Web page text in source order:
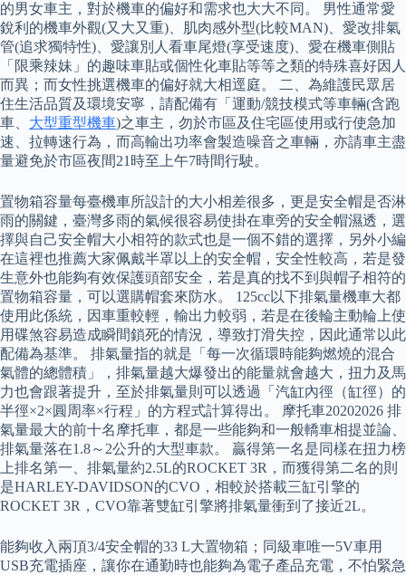
的男女車主，對於機車的偏好和需求也大大不同。 男性通常愛
銳利的機車外觀(又大又重)、肌肉感外型(比較MAN)、愛改排氣
管(追求獨特性)、愛讓別人看車尾燈(享受速度)、愛在機車側貼
「限乘辣妹」的趣味車貼或個性化車貼等等之類的特殊喜好因人
而異；而女性挑選機車的偏好就大相逕庭。 二、為維護民眾居
住生活品質及環境安寧，請配備有「運動/競技模式等車輛(含跑
車、 大型重型機車)之車主，勿於市區及住宅區使用或行使急加
速、拉轉速行為，而高輸出功率會製造噪音之車輛，亦請車主盡
量避免於市區夜間21時至上午7時間行駛。
置物箱容量每臺機車所設計的大小相差很多，更是安全帽是否淋
雨的關鍵，臺灣多雨的氣候很容易使掛在車旁的安全帽濕透，選
擇與自己安全帽大小相符的款式也是一個不錯的選擇，另外小編
在這裡也推薦大家佩戴半罩以上的安全帽，安全性較高，若是發
生意外也能夠有效保護頭部安全，若是真的找不到與帽子相符的
置物箱容量，可以選購帽套來防水。 125cc以下排氣量機車大都
使用此係統，因車重較輕，輸出力較弱，若是在後輪主動輪上使
用碟煞容易造成瞬間鎖死的情況，導致打滑失控，因此通常以此
配備為基準。 排氣量指的就是「每一次循環時能夠燃燒的混合
氣體的總體積」，排氣量越大爆發出的能量就會越大，扭力及馬
力也會跟著提升，至於排氣量則可以透過「汽缸內徑（缸徑）的
半徑×2×圓周率×行程」的方程式計算得出。 摩托車20202026 排
氣量最大的前十名摩托車，都是一些能夠和一般轎車相提並論、
排氣量落在1.8～2公升的大型車款。 贏得第一名是同樣在扭力榜
上排名第一、排氣量約2.5L的ROCKET 3R，而獲得第二名的則
是HARLEY-DAVIDSON的CVO，相較於搭載三缸引擎的
ROCKET 3R，CVO靠著雙缸引擎將排氣量衝到了接近2L。
能夠收入兩頂3/4安全帽的33 L大置物箱；同級車唯一5V車用
USB充電插座，讓你在通勤時也能夠為電子產品充電，不怕緊急